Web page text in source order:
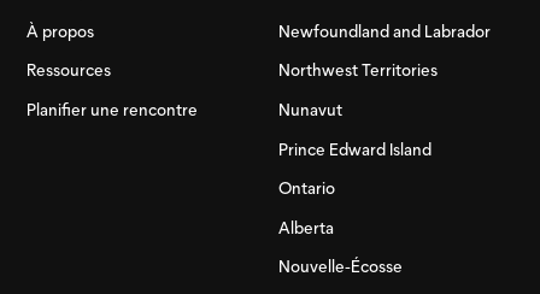
À propos
Ressources
Planifier une rencontre
Newfoundland and Labrador
Northwest Territories
Nunavut
Prince Edward Island
Ontario
Alberta
Nouvelle-Écosse